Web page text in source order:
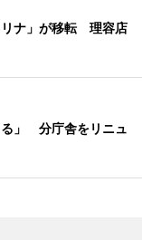
リナ」が移転 理容店
る」 分庁舎をリニュ